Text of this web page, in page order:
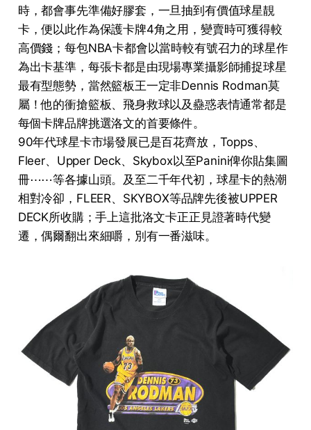
時，都會事先準備好膠套，一旦抽到有價值球星靚
卡，便以此作為保護卡牌4角之用，變賣時可獲得較
高價錢；每包NBA卡都會以當時較有號召力的球星作
為出卡基準，每張卡都是由現場專業攝影師捕捉球星
最有型態勢，當然籃板王一定非Dennis Rodman莫
屬！他的衝搶籃板、飛身救球以及蠱惑表情通常都是
每個卡牌品牌挑選洛文的首要條件。
90年代球星卡市場發展已是百花齊放，Topps、
Fleer、Upper Deck、Skybox以至Panini俾你貼集圖
冊⋯⋯等各據山頭。及至二千年代初，球星卡的熱潮
相對冷卻，FLEER、SKYBOX等品牌先後被UPPER
DECK所收購；手上這批洛文卡正正見證著時代變
遷，偶爾翻出來細嚼，別有一番滋味。